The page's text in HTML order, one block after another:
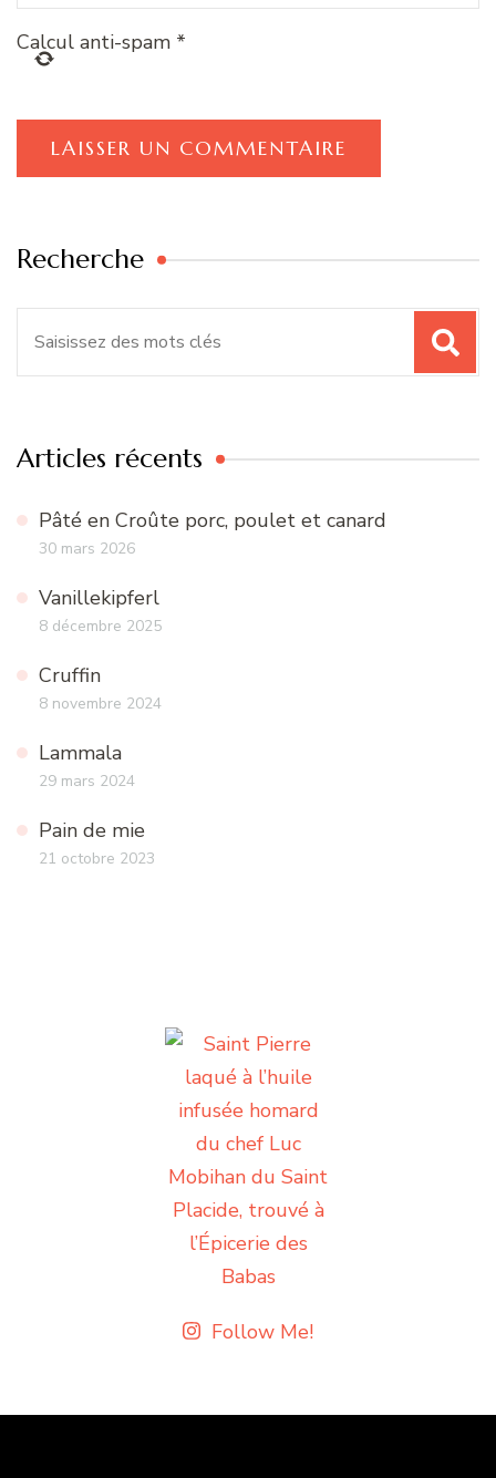
Calcul anti-spam *
Recherche
Articles récents
Pâté en Croûte porc, poulet et canard
30 mars 2026
Vanillekipferl
8 décembre 2025
Cruffin
8 novembre 2024
Lammala
29 mars 2024
Pain de mie
21 octobre 2023
Follow Me!